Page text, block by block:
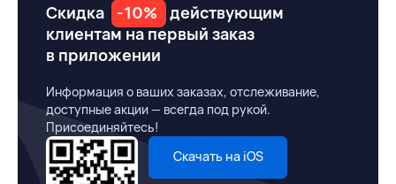
Скидка -10%
действующим
клиентам на первый заказ
в приложении
Информация о ваших заказах, отслеживание,
доступные акции — всегда под рукой.
Присоединяйтесь!
Скачать на iOS